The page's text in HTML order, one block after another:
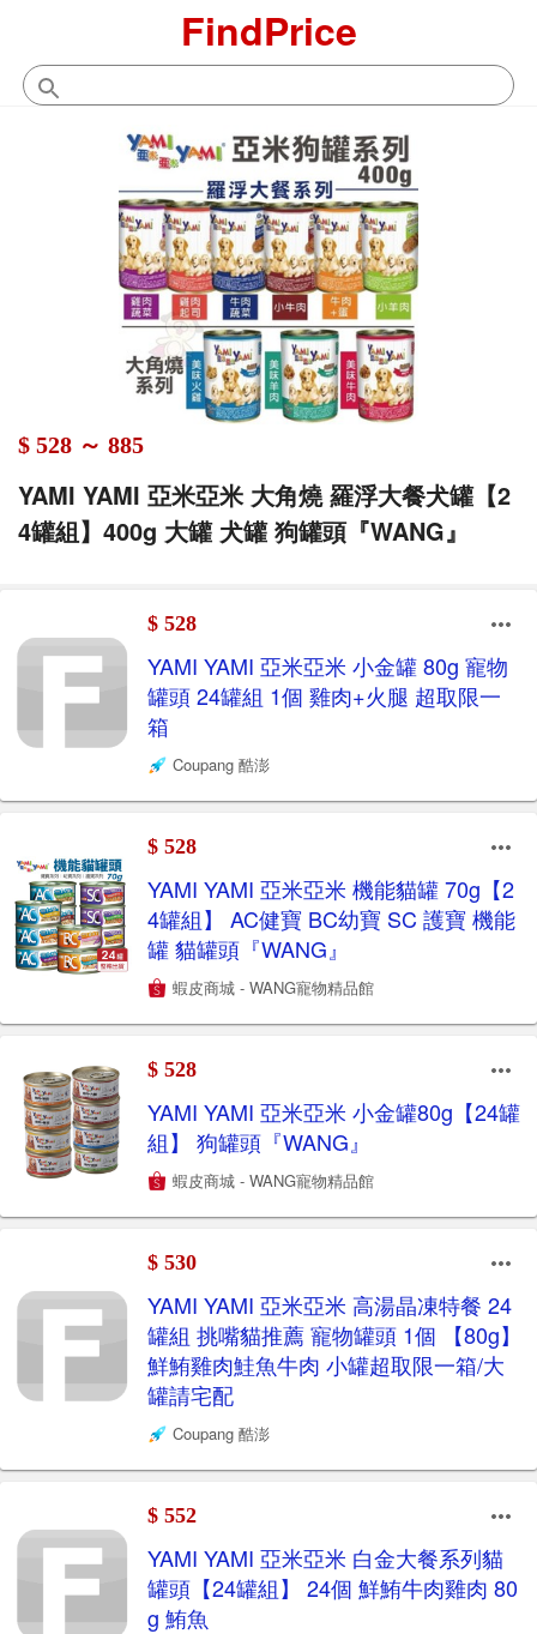
FindPrice
$ 528 ～ 885
YAMI YAMI 亞米亞米 大角燒 羅浮大餐犬罐【2
4罐組】400g 大罐 犬罐 狗罐頭『WANG』
$ 528
YAMI YAMI 亞米亞米 小金罐 80g 寵物
罐頭 24罐組 1個 雞肉+火腿 超取限一
箱
Coupang 酷澎
$ 528
YAMI YAMI 亞米亞米 機能貓罐 70g【2
4罐組】 AC健寶 BC幼寶 SC 護寶 機能
罐 貓罐頭『WANG』
蝦皮商城 - WANG寵物精品館
$ 528
YAMI YAMI 亞米亞米 小金罐80g【24罐
組】 狗罐頭『WANG』
蝦皮商城 - WANG寵物精品館
$ 530
YAMI YAMI 亞米亞米 高湯晶凍特餐 24
罐組 挑嘴貓推薦 寵物罐頭 1個 【80g】
鮮鮪雞肉鮭魚牛肉 小罐超取限一箱/大
罐請宅配
Coupang 酷澎
$ 552
YAMI YAMI 亞米亞米 白金大餐系列貓
罐頭【24罐組】 24個 鮮鮪牛肉雞肉 80
g 鮪魚